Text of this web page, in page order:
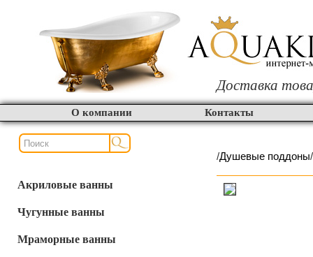
Доставка
О компании Контакты
Акриловые ванны
Чугунные ванны
Мраморные ванны
/Душевые поддоны/